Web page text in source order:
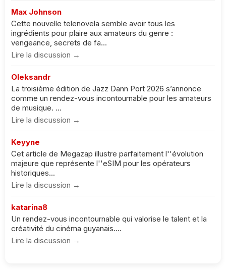
Max Johnson
Cette nouvelle telenovela semble avoir tous les
ingrédients pour plaire aux amateurs du genre :
vengeance, secrets de fa...
Lire la discussion →
Oleksandr
La troisième édition de Jazz Dann Port 2026 s’annonce
comme un rendez-vous incontournable pour les amateurs
de musique. ...
Lire la discussion →
Keyyne
Cet article de Megazap illustre parfaitement l''évolution
majeure que représente l''eSIM pour les opérateurs
historiques...
Lire la discussion →
katarina8
Un rendez-vous incontournable qui valorise le talent et la
créativité du cinéma guyanais....
Lire la discussion →